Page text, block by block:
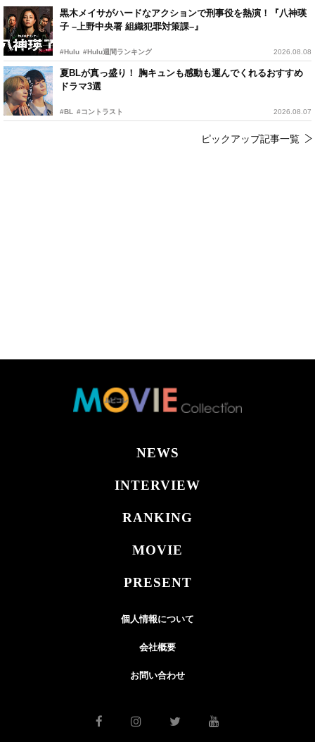
黒木メイサがハードなアクションで刑事役を熱演！『八神瑛
子 –上野中央署 組織犯罪対策課–』
#Hulu #Hulu週間ランキング 2026.08.08
夏BLが真っ盛り！ 胸キュンも感動も運んでくれるおすすめ
ドラマ3選
#BL #コントラスト 2026.08.07
ピックアップ記事一覧
NEWS
INTERVIEW
RANKING
MOVIE
PRESENT
個人情報について
会社概要
お問い合わせ